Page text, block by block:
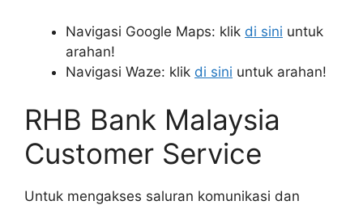
Navigasi Google Maps: klik di sini untuk
arahan!
Navigasi Waze: klik di sini untuk arahan!
RHB Bank Malaysia
Customer Service
Untuk mengakses saluran komunikasi dan